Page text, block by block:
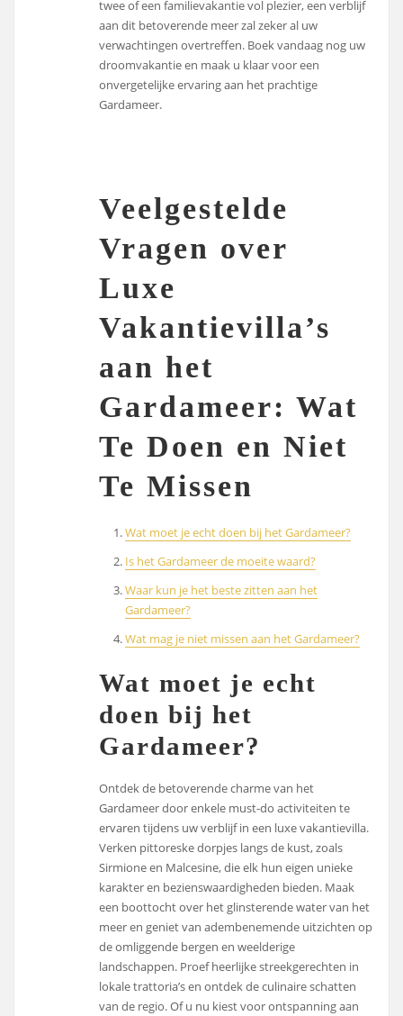
twee of een familievakantie vol plezier, een verblijf
aan dit betoverende meer zal zeker al uw
verwachtingen overtreffen. Boek vandaag nog uw
droomvakantie en maak u klaar voor een
onvergetelijke ervaring aan het prachtige
Gardameer.
Veelgestelde
Vragen over
Luxe
Vakantievilla’s
aan het
Gardameer: Wat
Te Doen en Niet
Te Missen
Wat moet je echt doen bij het Gardameer?
Is het Gardameer de moeite waard?
Waar kun je het beste zitten aan het
Gardameer?
Wat mag je niet missen aan het Gardameer?
Wat moet je echt
doen bij het
Gardameer?
Ontdek de betoverende charme van het
Gardameer door enkele must-do activiteiten te
ervaren tijdens uw verblijf in een luxe vakantievilla.
Verken pittoreske dorpjes langs de kust, zoals
Sirmione en Malcesine, die elk hun eigen unieke
karakter en bezienswaardigheden bieden. Maak
een boottocht over het glinsterende water van het
meer en geniet van adembenemende uitzichten op
de omliggende bergen en weelderige
landschappen. Proef heerlijke streekgerechten in
lokale trattoria’s en ontdek de culinaire schatten
van de regio. Of u nu kiest voor ontspanning aan